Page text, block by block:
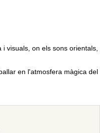
i visuals, on els sons orientals,
en l'atmosfera màgica del